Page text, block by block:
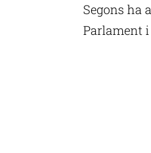
Segons ha
Parlament i